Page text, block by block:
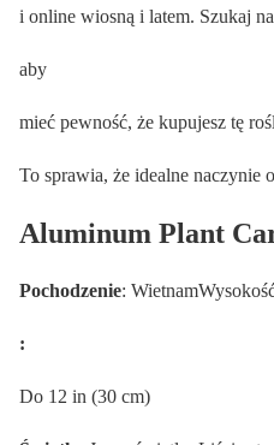
i online wiosną i latem. Szukaj
aby
mieć pewność, że kupujesz tę
To sprawia, że idealne naczynie
Aluminum Plant
Pochodzenie:
:
Do 12 in (30 cm)